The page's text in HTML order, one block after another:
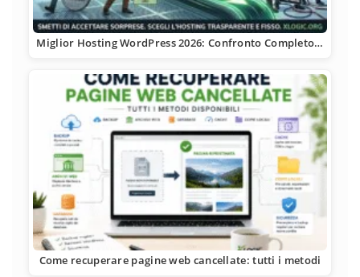
Miglior Hosting WordPress 2026: Confronto Completo…
Come recuperare pagine web cancellate: tutti i metodi